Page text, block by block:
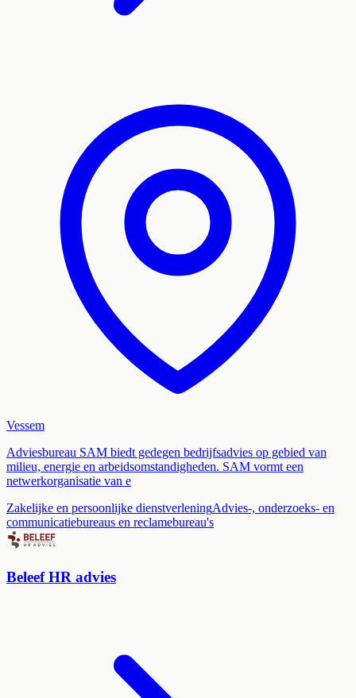
Vessem
Adviesbureau SAM biedt gedegen bedrijfsadvies op gebied van
milieu, energie en arbeidsomstandigheden. SAM vormt een
netwerkorganisatie van e
Zakelijke en persoonlijke dienstverleningAdvies-, onderzoeks- en
communicatiebureaus en reclamebureau's
Beleef HR advies